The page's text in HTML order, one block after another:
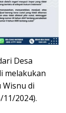
Desa
melakukan
di
11/2024).